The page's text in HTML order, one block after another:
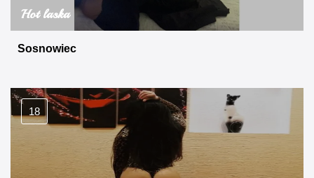
Hot laska
Sosnowiec
18